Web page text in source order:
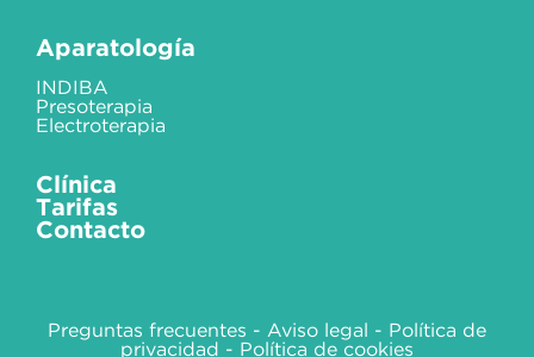
Aparatología
INDIBA
Presoterapia
Electroterapia
Clínica
Tarifas
Contacto
Preguntas frecuentes - Aviso legal - Política de
privacidad - Política de cookies